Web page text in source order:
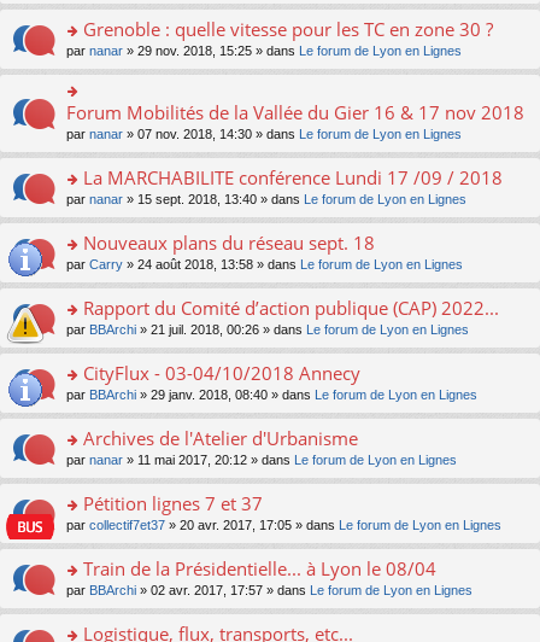
e
nt
u
ré
c
e
nt
le
pl
u
s
ré
c
e
nt
e
n
n
le
pl
u
s
c
e
nt
a
g
e
n
o
lu
pl
u
s
c
e
nt
le
m
e
s
g
e
n
o
lu
pl
u
s
c
e
nt
n
ult
er
le
m
e
s
g
e
n
o
lu
pl
u
s
c
e
nt
o
n
s
ult
er
le
m
e
s
g
e
n
o
lu
pl
u
s
c
e
nt
Grenoble : quelle vitesse pour les TC en zone 30 ?
par nanar » 29 nov. 2018, 15:25 » dans Le forum de Lyon en Lignes
o
n
er
le
m
e
s
a
g
e
n
n
lu
le
pl
u
c
e
nt
Forum Mobilités de la Vallée du Gier 16 & 17 nov 2018
par nanar » 07 nov. 2018, 14:30 » dans Le forum de Lyon en Lignes
o
n
ult
er
le
m
e
a
g
e
n
n
le
pl
u
ré
c
e
nt
La MARCHABILITE conférence Lundi 17 /09 / 2018
par nanar » 15 sept. 2018, 13:40 » dans Le forum de Lyon en Lignes
o
n
ult
er
le
m
e
a
g
e
n
n
le
pl
u
Nouveaux plans du réseau sept. 18
par Carry » 24 août 2018, 13:58 » dans Le forum de Lyon en Lignes
o
n
ult
er
le
m
e
a
g
e
n
n
le
Rapport du Comité d’action publique (CAP) 2022...
par BBArchi » 21 juil. 2018, 00:26 » dans Le forum de Lyon en Lignes
o
n
ult
er
le
m
e
a
g
e
n
CityFlux - 03-04/10/2018 Annecy
par BBArchi » 29 janv. 2018, 08:40 » dans Le forum de Lyon en Lignes
o
n
ult
er
le
m
e
Archives de l'Atelier d'Urbanisme
par nanar » 11 mai 2017, 20:12 » dans Le forum de Lyon en Lignes
o
n
ult
er
le
m
Pétition lignes 7 et 37
par collectif7et37 » 20 avr. 2017, 17:05 » dans Le forum de Lyon en Lignes
o
n
Train de la Présidentielle... à Lyon le 08/04
par BBArchi » 02 avr. 2017, 17:57 » dans Le forum de Lyon en Lignes
Logistique, flux, transports, etc...